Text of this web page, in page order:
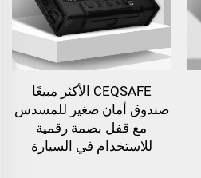
CEQSAFE الأكثر مبيعًا
صندوق أمان صغير للمسدس
مع قفل بصمة رقمية
للاستخدام في السيارة